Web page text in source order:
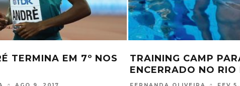
TUPIS VENCEM NA EUROPA PELA
PRIMEIRA VEZ NA HISTÓRIA